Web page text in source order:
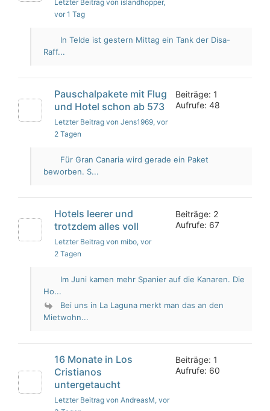
Letzter Beitrag von islandhopper,
vor 1 Tag
In Telde ist gestern Mittag ein Tank der Disa-
Raff...
Pauschalpakete mit Flug
und Hotel schon ab 573
Letzter Beitrag von Jens1969, vor
2 Tagen
Beiträge: 1
Aufrufe: 48
Für Gran Canaria wird gerade ein Paket
beworben. S...
Hotels leerer und
trotzdem alles voll
Letzter Beitrag von mibo, vor
2 Tagen
Beiträge: 2
Aufrufe: 67
Im Juni kamen mehr Spanier auf die Kanaren. Die
Ho...
Bei uns in La Laguna merkt man das an den
Mietwohn...
16 Monate in Los
Cristianos
untergetaucht
Letzter Beitrag von AndreasM, vor
Beiträge: 1
Aufrufe: 60